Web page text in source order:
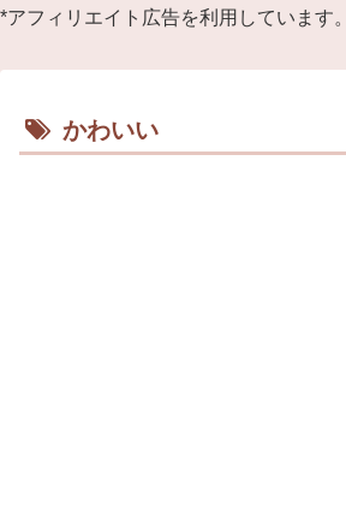
*アフィリエイト広告を利用しています。
かわいい